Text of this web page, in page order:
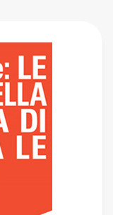
promozioni del